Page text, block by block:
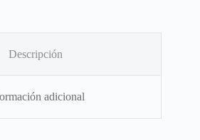
Descripción
adicional